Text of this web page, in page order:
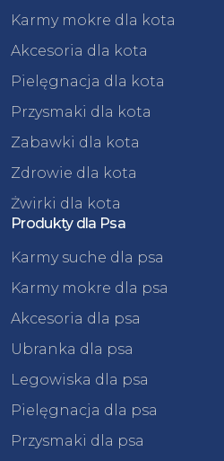
Karmy mokre dla kota
Akcesoria dla kota
Pielęgnacja dla kota
Przysmaki dla kota
Zabawki dla kota
Zdrowie dla kota
Żwirki dla kota
Produkty dla Psa
Karmy suche dla psa
Karmy mokre dla psa
Akcesoria dla psa
Ubranka dla psa
Legowiska dla psa
Pielęgnacja dla psa
Przysmaki dla psa